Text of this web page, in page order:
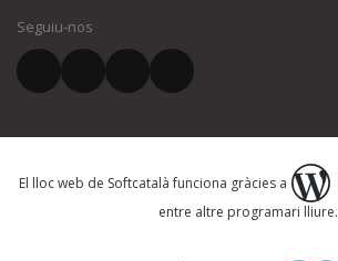
El vostre correu electrònic *
Què proposeu?
Seguiu-nos
El lloc web de Softcatalà funciona gràcies a
entre altre programari lliure.